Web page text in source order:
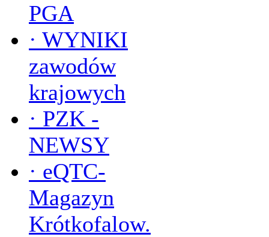
PGA
· WYNIKI
zawodów
krajowych
· PZK -
NEWSY
· eQTC-
Magazyn
Krótkofalow.